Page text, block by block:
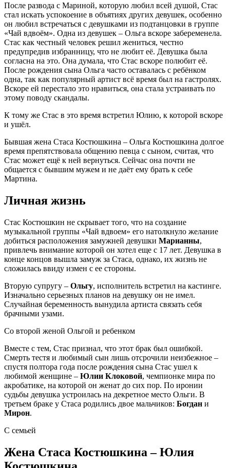
После развода с Мариной, которую любил всей душой, Стас
стал искать успокоение в объятиях других девушек, особенно
он любил встречаться с девушками из подтанцовки в группе
«Чай вдвоём». Одна из девушек – Ольга вскоре забеременела.
Стас как честный человек решил жениться, честно
предупредив избранницу, что не любит её. Девушка была
согласна на это. Она думала, что Стас вскоре полюбит её.
После рождения сына Ольга часто оставалась с ребёнком
одна, так как популярный артист всё время был на гастролях.
Вскоре ей перестало это нравиться, она стала устраивать по
этому поводу скандалы.
К тому же Стас в это время встретил Юлию, к которой вскоре
и ушёл.
Бывшая жена Стаса Костюшкина – Ольга Костюшкина долгое
время препятствовала общению певца с сыном, считая, что
Стас может ещё к ней вернуться. Сейчас она почти не
общается с бывшим мужем и не даёт ему брать к себе
Мартина.
Личная жизнь
Стас Костюшкин не скрывает того, что на создание
музыкальной группы «Чай вдвоем» его натолкнуло желание
добиться расположения замужней девушки Марианны,
привлечь внимание которой он хотел еще с 17 лет. Девушка в
конце концов вышла замуж за Стаса, однако, их жизнь не
сложилась ввиду измен с ее стороны.
Вторую супругу – Ольгу, исполнитель встретил на кастинге.
Изначально серьезных планов на девушку он не имел.
Случайная беременность вынудила артиста связать себя
брачными узами.
Со второй женой Ольгой и ребенком
Вместе с тем, Стас признал, что этот брак был ошибкой.
Смерть тестя и любимый сын лишь отсрочили неизбежное –
спустя полтора года после рождения сына Стас ушел к
любимой женщине – Юлии Клоковой, чемпионке мира по
акробатике, на которой он женат до сих пор. По иронии
судьбы девушка устроилась на декретное место Ольги. В
третьем браке у Стаса родились двое мальчиков: Богдан и
Мирон.
С семьей
Жена Стаса Костюшкина – Юлия